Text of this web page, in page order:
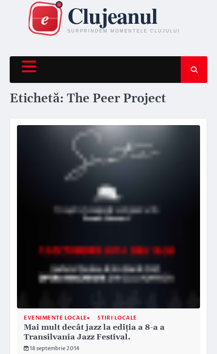
content
Etichetă: The Peer Project
EVENIMENTE LOCALE STIRI LOCALE
Mai mult decât jazz la ediția a 8-a a
Transilvania Jazz Festival.
18 septembrie 2014